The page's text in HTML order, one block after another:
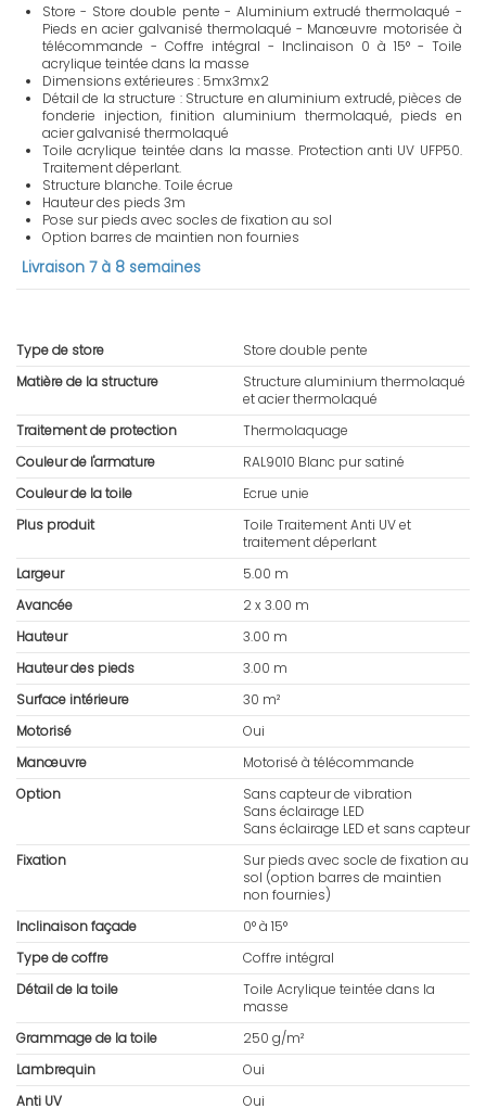
Store - Store double pente - Aluminium extrudé thermolaqué -
Pieds en acier galvanisé thermolaqué - Manœuvre motorisée à
télécommande - Coffre intégral - Inclinaison 0 à 15° - Toile
acrylique teintée dans la masse
Dimensions extérieures : 5mx3mx2
Détail de la structure : Structure en aluminium extrudé, pièces de
fonderie injection, finition aluminium thermolaqué, pieds en
acier galvanisé thermolaqué
Toile acrylique teintée dans la masse. Protection anti UV UFP50.
Traitement déperlant.
Structure blanche. Toile écrue
Hauteur des pieds 3m
Pose sur pieds avec socles de fixation au sol
Option barres de maintien non fournies
Livraison 7 à 8 semaines
Type de store
Store double pente
Matière de la structure
Structure aluminium thermolaqué
et acier thermolaqué
Traitement de protection
Thermolaquage
Couleur de l'armature
RAL9010 Blanc pur satiné
Couleur de la toile
Ecrue unie
Plus produit
Toile Traitement Anti UV et
traitement déperlant
Largeur
5.00 m
Avancée
2 x 3.00 m
Hauteur
3.00 m
Hauteur des pieds
3.00 m
Surface intérieure
30 m²
Motorisé
Oui
Manœuvre
Motorisé à télécommande
Option
Sans capteur de vibration
Sans éclairage LED
Sans éclairage LED et sans capteur
Fixation
Sur pieds avec socle de fixation au
sol (option barres de maintien
non fournies)
Inclinaison façade
0° à 15°
Type de coffre
Coffre intégral
Détail de la toile
Toile Acrylique teintée dans la
masse
Grammage de la toile
250 g/m²
Lambrequin
Oui
Anti UV
Oui